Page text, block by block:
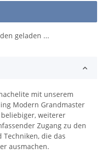
geladen ...
mit unserem
Modern Grandmaster
weiterer
Zugang zu den
Techniken, die das
ausmachen.